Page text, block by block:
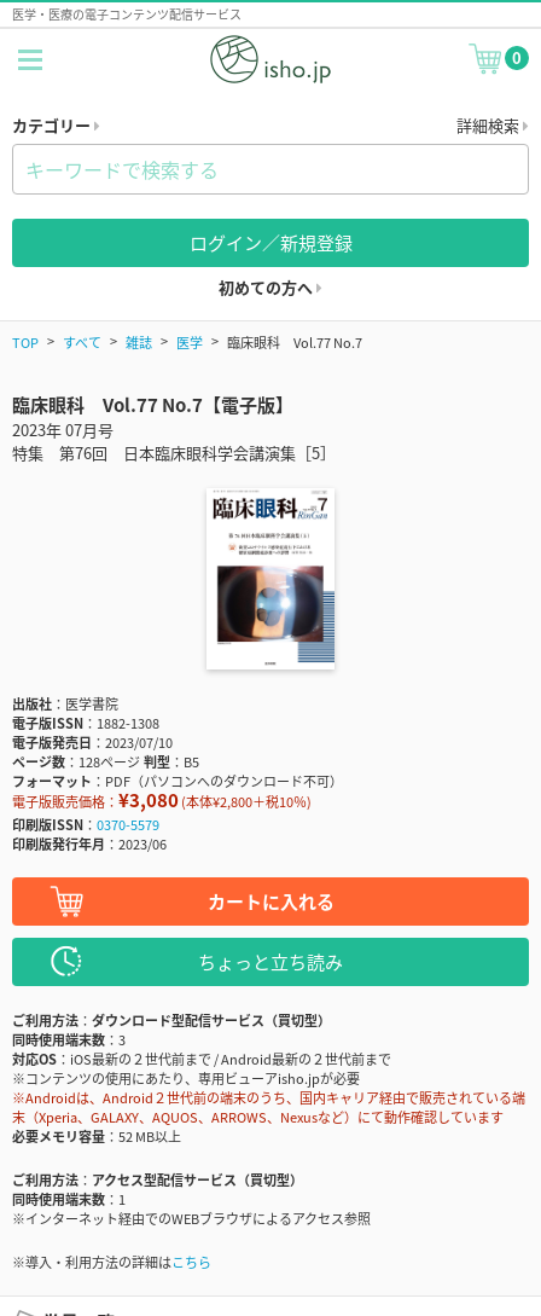
医学・医療の電子コンテンツ配信サービス
0
カテゴリー 詳細検索
ログイン／新規登録
初めての方へ
TOP すべて 雑誌 医学 臨床眼科 Vol.77 No.7
臨床眼科 Vol.77 No.7【電子版】
2023年 07月号
特集 第76回 日本臨床眼科学会講演集［5］
出版社
医学書院
電子版ISSN
1882-1308
電子版発売日
2023/07/10
ページ数
128ページ判型
B5
フォーマット
PDF（パソコンへのダウンロード不可）
電子版販売価格： ¥3,080(本体¥2,800＋税10％)
印刷版ISSN
0370-5579
印刷版発行年月
2023/06
カートに入れる
ちょっと立ち読み
ご利用方法
ダウンロード型配信サービス（買切型）
同時使用端末数
3
対応OS
iOS最新の２世代前まで / Android最新の２世代前まで
※コンテンツの使用にあたり、専用ビューアisho.jpが必要
※Androidは、Android２世代前の端末のうち、国内キャリア経由で販売されている端
末（Xperia、GALAXY、AQUOS、ARROWS、Nexusなど）にて動作確認しています
必要メモリ容量
52 MB以上
ご利用方法
アクセス型配信サービス（買切型）
同時使用端末数
1
※インターネット経由でのWEBブラウザによるアクセス参照
※導入・利用方法の詳細はこちら